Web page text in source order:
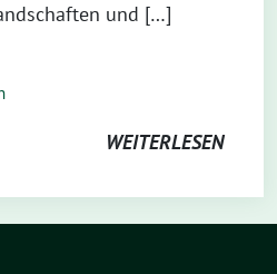
und […]
WEITERLESEN